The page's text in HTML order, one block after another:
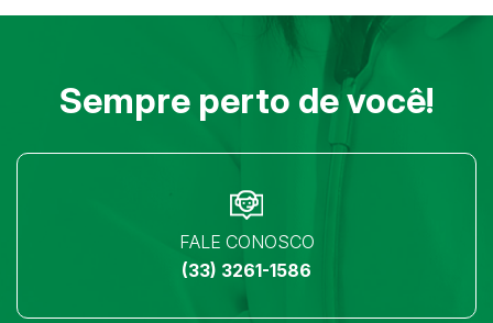
Sempre perto de você!
FALE CONOSCO
(33) 3261-1586